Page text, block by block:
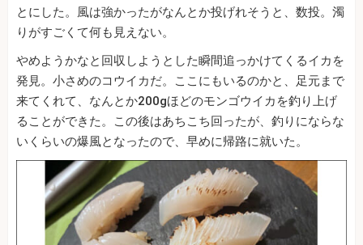
とにした。風は強かったがなんとか投げれそうと、数投。濁
りがすごくて何も見えない。
やめようかなと回収しようとした瞬間追っかけてくるイカを
発見。小さめのコウイカだ。ここにもいるのかと、足元まで
来てくれて、なんとか200gほどのモンゴウイカを釣り上げ
ることができた。この後はあちこち回ったが、釣りにならな
いくらいの爆風となったので、早めに帰路に就いた。